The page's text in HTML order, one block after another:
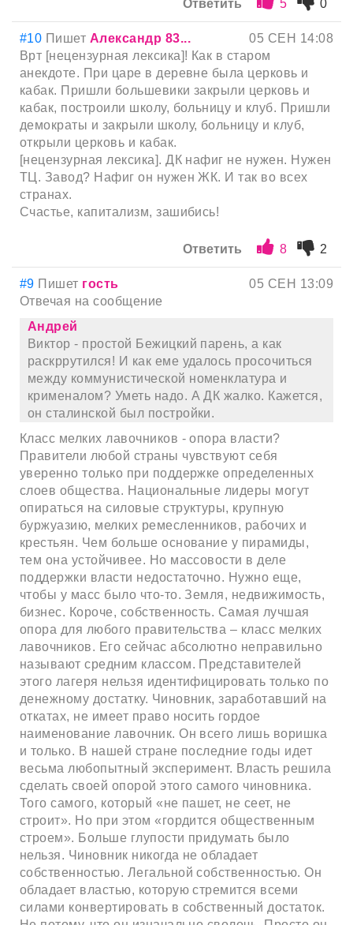
Ответить 5 0
#10 Пишет Александр 83...
05 СЕН 14:08
Врт [нецензурная лексика]! Как в старом
анекдоте. При царе в деревне была церковь и
кабак. Пришли большевики закрыли церковь и
кабак, построили школу, больницу и клуб. Пришли
демократы и закрыли школу, больницу и клуб,
открыли церковь и кабак.
[нецензурная лексика]. ДК нафиг не нужен. Нужен
ТЦ. Завод? Нафиг он нужен ЖК. И так во всех
странах.
Счастье, капитализм, зашибись!
Ответить 8 2
#9 Пишет гость
05 СЕН 13:09
Отвечая на сообщение
Андрей
Виктор - простой Бежицкий парень, а как
раскррутился! И как еме удалось просочиться
между коммунистической номенклатура и
крименалом? Уметь надо. А ДК жалко. Кажется,
он сталинской был постройки.
Класс мелких лавочников - опора власти?
Правители любой страны чувствуют себя
уверенно только при поддержке определенных
слоев общества. Национальные лидеры могут
опираться на силовые структуры, крупную
буржуазию, мелких ремесленников, рабочих и
крестьян. Чем больше основание у пирамиды,
тем она устойчивее. Но массовости в деле
поддержки власти недостаточно. Нужно еще,
чтобы у масс было что-то. Земля, недвижимость,
бизнес. Короче, собственность. Самая лучшая
опора для любого правительства – класс мелких
лавочников. Его сейчас абсолютно неправильно
называют средним классом. Представителей
этого лагеря нельзя идентифицировать только по
денежному достатку. Чиновник, заработавший на
откатах, не имеет право носить гордое
наименование лавочник. Он всего лишь воришка
и только. В нашей стране последние годы идет
весьма любопытный эксперимент. Власть решила
сделать своей опорой этого самого чиновника.
Того самого, который «не пашет, не сеет, не
строит». Но при этом «гордится общественным
строем». Больше глупости придумать было
нельзя. Чиновник никогда не обладает
собственностью. Легальной собственностью. Он
обладает властью, которую стремится всеми
силами конвертировать в собственный достаток.